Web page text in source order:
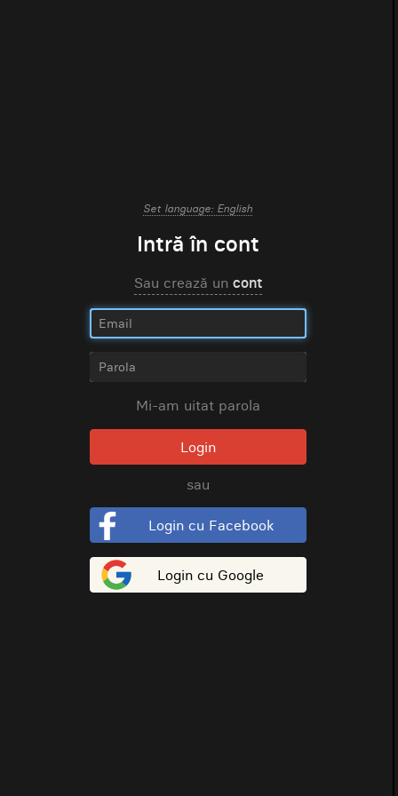
Set language: English
Intră în cont
Sau crează un cont
Mi-am uitat parola
Login
sau
Login cu Facebook
Login cu Google